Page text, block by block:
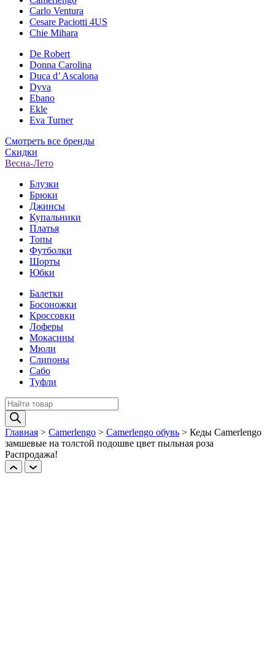
Carlo Ventura
Cesare Paciotti 4US
Chie Mihara
De Robert
Donna Carolina
Duca d’ Ascalona
Dyva
Ebano
Ekle
Eva Turner
Смотреть все бренды
Скидки
Весна-Лето
Блузки
Брюки
Джинсы
Купальники
Платья
Топы
Футболки
Шорты
Юбки
Балетки
Босоножки
Кроссовки
Лоферы
Мокасины
Мюли
Слипоны
Сабо
Туфли
Поиск
товаров
Главная > Camerlengo > Camerlengo обувь > Кеды Camerlengo
замшевые на толстой подошве цвет пыльная роза
Распродажа!